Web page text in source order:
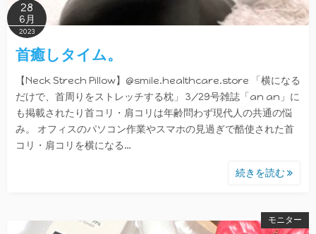
28
6月
2023
首癒しタイム。
【Neck Strech Pillow】@smile.healthcare.store 「横になる
だけで、首周りをストレッチする枕」 3/29号雑誌「an an」に
も掲載されたり首コリ・肩コリは年齢問わず現代人の共通の悩
み。 オフィスのパソコン作業やスマホの見過ぎで酷使された首
コリ・肩コリを横になる…
続きを読む
モニター